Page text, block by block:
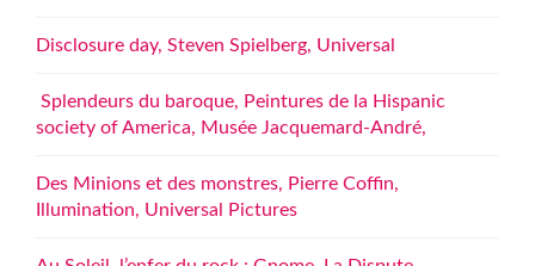
Disclosure day, Steven Spielberg, Universal
Splendeurs du baroque, Peintures de la Hispanic
society of America, Musée Jacquemard-André,
Des Minions et des monstres, Pierre Coffin,
Illumination, Universal Pictures